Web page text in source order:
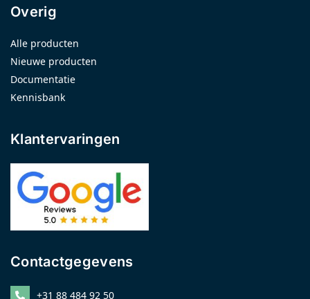
Overig
Alle producten
Nieuwe producten
Documentatie
Kennisbank
Klantervaringen
Contactgegevens
+31 88 484 92 50